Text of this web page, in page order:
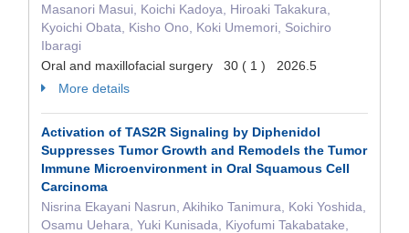
Masanori Masui, Koichi Kadoya, Hiroaki Takakura,
Kyoichi Obata, Kisho Ono, Koki Umemori, Soichiro
Ibaragi
Oral and maxillofacial surgery 30 ( 1 ) 2026.5
More details
Activation of TAS2R Signaling by Diphenidol
Suppresses Tumor Growth and Remodels the Tumor
Immune Microenvironment in Oral Squamous Cell
Carcinoma
Nisrina Ekayani Nasrun, Akihiko Tanimura, Koki Yoshida,
Osamu Uehara, Yuki Kunisada, Kiyofumi Takabatake,